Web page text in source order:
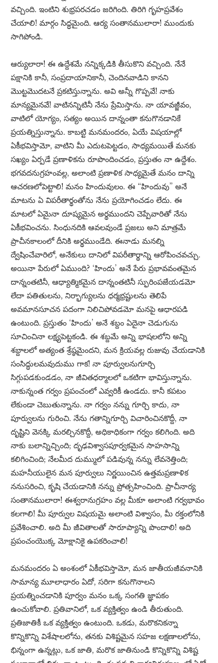
వచ్చింది. ఇంటిని శుభ్రపరచడం జరిగింది. తిరిగి గృహప్రవేశం
చేయాలి! మార్గం సిద్ధమైంది. ఆర్య సంతానములారా! ముందుకు
సాగిపోండి.
ఆర్యులారా! ఈ ఉద్దేశమే నన్నిక్కడికి తీసుకొని వచ్చింది. నేనే
పక్షానికి కానీ, సంప్రదాయానికానీ, చెందినవాడిని కానని
మొట్టమొదటనే ప్రకటిస్తున్నాను. అవి అన్నీ గొప్పవే! నాకు
మాన్యమైనవే! వాటినన్నిటినీ నేను ప్రేమిస్తాను. నా యావజ్జీవం,
వాటిలో యోగ్యం, సత్యం అయిన దాన్నంతా కనుగొనడానికే
ప్రయత్నిస్తున్నాను. కాబట్టి మనమందరం, ఏయే విషయాల్లో
ఏకీభవిస్తామో, వాటిని మీ ఎదుటపెట్టడం, సాధ్యమయితే మనకు
సఖ్యం ఏర్పడే ప్రణాళికను రూపొందించడం, ప్రస్తుతం నా ఉద్దేశం.
భగవదనుగ్రహంవల్ల, అలాంటి ప్రణాళిక సాధ్యమైతే మనం దాన్ని
ఆచరణలోపెట్టాలి! మనం హిందువులం. ఈ “హిందువు” అనే
మాటను ఏ విపరీతార్థంతోను నేను ప్రయోగించడం లేదు. ఈ
మాటలో ఏమైనా దూష్యమైన అర్థముందని చెప్పేవారితో నేను
ఏకీభవించను. సింధునదికి ఆవలవుండే ప్రజలు అని మాత్రమే
ప్రాచీనకాలంలో దీనికి అర్థముండేది. ఈనాడు మనల్ని
ద్వేషించేవారిలో, అనేకులు దానిలో విపరీతార్థాన్ని ఆరోపించవచ్చు.
అయినా పేరులో ఏముంది? ‘హిందు’ అనే పేరు ప్రభావవంతమైన
దాన్నంతటినీ, ఆధ్యాత్మికమైన దాన్నంతటినీ స్ఫురింపజేయడమో
లేదా పతితులను, నిర్భాగ్యులను ధర్మభ్రష్టులను తెలిపే
అవమానసూచన పదంగా నిలిచిపోవడమో మనపై ఆధారపడి
ఉంటుంది. ప్రస్తుతం ‘హిందు’ అనే శబ్దం ఏదైనా చెడుగును
సూచించినా లక్ష్యపెట్టకండి. ఈ శబ్దమే అన్ని భాషలలోని అన్ని
శబ్దాలలో అత్యంత శ్రేష్ఠమైందని, మన క్రియవల్ల రుజువు చేయడానికి
సంసిద్ధులమవుదుము గాక! నా పూర్వులనుగూర్చి
సిగ్గుపడకుండడం, నా జీవితధర్మాలలో ఒకటిగా భావిస్తున్నాను.
నాకున్నంత గర్వం ప్రపంచంలో ఎవ్వరికీ ఉండదు. కానీ కపటం
లేకుండా చెబుతున్నాను. నా గర్వం నన్ను గూర్చి కాదు, నా
పూర్వులను గురించి. నేను గతాన్నిగూర్చి విచారించినకొద్దీ, నా
దృష్టిని వెనక్కి మరల్చినకొద్దీ, అధికాధికంగా గర్వం కలిగింది. అది
నాకు బలాన్నిచ్చింది; దృఢవిశ్వాసపూర్వకమైన సాహసాన్ని
కలిగించింది; నేలమీద దుమ్ములో పడివున్న నన్ను లేవనెత్తింది;
మహనీయులైన మన పూర్వులు నిర్ణయించిన ఉత్తమప్రణాళిక
ననుసరించి, కృషి చేయడానికి నన్ను ప్రోత్సహించింది. ప్రాచీనార్య
సంతానములారా! ఈశ్వరానుగ్రహం వల్ల మీకూ అలాంటి గర్వభావం
కలగాలి! మీ పూర్వుల విషయమై అలాంటి విశ్వాసం, మీ రక్తంలోనికి
ప్రవేశించాలి. అది మీ జీవితాలతో సారూప్యాన్ని పొందాలి! అది
ప్రపంచంయొక్క మోక్షానికై ఉపకరించాలి!
మనమందరం ఏ అంశంలో ఏకీభవిస్తామో, మన జాతీయజీవనానికి
సామాన్య మూలాధారం ఏదో, సరిగా కనుగొనాలని
ప్రయత్నించడానికి పూర్వం మనం ఒక్క సంగతి జ్ఞాపకం
ఉంచుకోవాలి. ప్రతివానిలో, ఒక వ్యక్తిత్వం ఉండి తీరుతుంది.
ప్రతిజాతికీ ఒక వ్యక్తిత్వం ఉంటుంది. ఒకడు, మరొకనికన్నా
కొన్నికొన్ని విశేషాలలోను, తనకు విశిష్టమైన సహజ లక్షణాలలోను,
భిన్నంగా ఉన్నట్లు, ఒక జాతి, మరొక జాతినుండి కొన్నికొన్ని విశిష్ట